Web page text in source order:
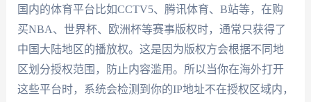
国内的体育平台比如CCTV5、腾讯体育、B站等，在购
买NBA、世界杯、欧洲杯等赛事版权时，通常只获得了
中国大陆地区的播放权。这是因为版权方会根据不同地
区划分授权范围，防止内容滥用。所以当你在海外打开
这些平台时，系统会检测到你的IP地址不在授权区域内，